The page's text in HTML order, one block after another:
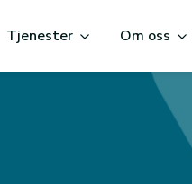
Tjenester Om oss